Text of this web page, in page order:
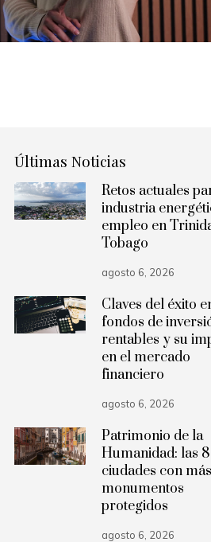
Últimas Noticias
Retos actuales
industria
empleo en
Tobago
agosto 6, 2026
Claves del éxito
fondos de
rentables y su
en el mercado
financiero
agosto 6, 2026
Patrimonio de la
Humanidad: las 8
ciudades con más
monumentos
protegidos
agosto 6, 2026